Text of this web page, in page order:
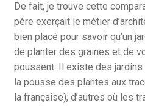
De fait, je trouve cette
père exerçait le métier
bien placé pour savoir qu’un
de planter des graines et de
poussent. Il existe des
la pousse des plantes aux
la française), d’autres où les